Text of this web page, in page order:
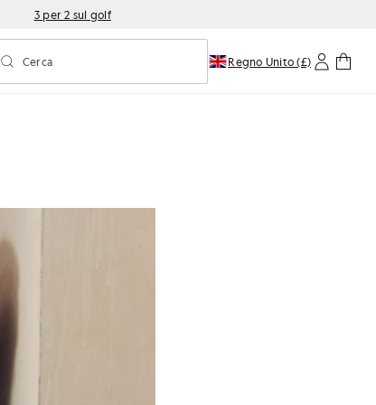
3 per 2 sul golf
Attiva/disattiva la ricerca predittiva
Cerca Regno Unito (£)